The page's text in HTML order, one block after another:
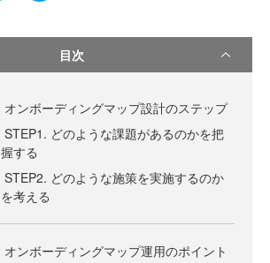
目次
オンボーディングマップ設計のステップ
STEP1. どのような課題があるのかを把
握する
STEP2. どのような施策を実施するのか
を考える
オンボーディングマップ運用のポイント